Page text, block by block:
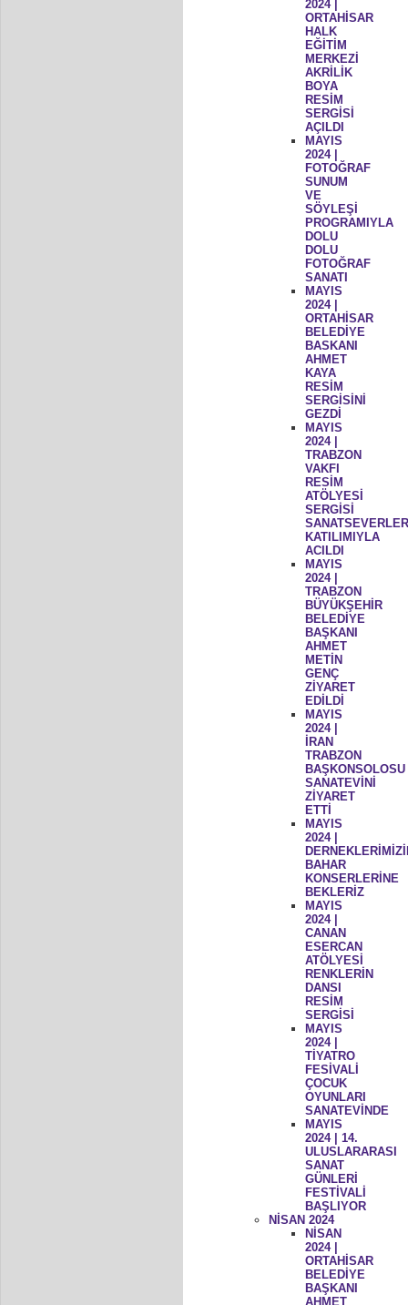
2024 |
ORTAHİSAR
HALK
EĞİTİM
MERKEZİ
AKRİLİK
BOYA
RESİM
SERGİSİ
AÇILDI
MAYIS
2024 |
FOTOĞRAF
SUNUM
VE
SÖYLEŞİ
PROGRAMIYLA
DOLU
DOLU
FOTOĞRAF
SANATI
MAYIS
2024 |
ORTAHİSAR
BELEDİYE
BASKANI
AHMET
KAYA
RESİM
SERGİSİNİ
GEZDİ
MAYIS
2024 |
TRABZON
VAKFI
RESİM
ATÖLYESİ
SERGİSİ
KATILIMIYLA
ACILDI
MAYIS
2024 |
TRABZON
BÜYÜKŞEHİR
BELEDİYE
BAŞKANI
AHMET
METİN
GENÇ
ZİYARET
EDİLDİ
MAYIS
2024 |
İRAN
TRABZON
BAŞKONSOLOSU
SANATEVİNİ
ZİYARET
ETTİ
MAYIS
2024 |
BAHAR
KONSERLERİNE
BEKLERİZ
MAYIS
2024 |
CANAN
ESERCAN
ATÖLYESİ
RENKLERİN
DANSI
RESİM
SERGİSİ
MAYIS
2024 |
TİYATRO
FESİVALİ
ÇOCUK
OYUNLARI
SANATEVİNDE
MAYIS
2024 | 14.
ULUSLARARASI
SANAT
GÜNLERİ
FESTİVALİ
BAŞLIYOR
NİSAN 2024
NİSAN
2024 |
ORTAHİSAR
BELEDİYE
BAŞKANI
AHMET